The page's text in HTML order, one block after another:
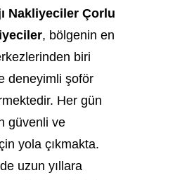
Nakliyeciler Çorlu
, bölgenin en
biri
deneyimli şoför
Her gün
güvenli ve
yola çıkmakta.
uzun yıllara